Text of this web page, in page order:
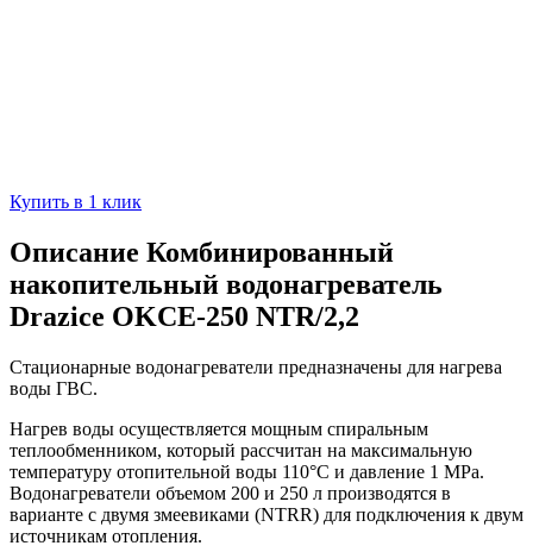
Купить в 1 клик
Описание Комбинированный
накопительный водонагреватель
Drazice OKCE-250 NTR/2,2
Стационарные водонагреватели предназначены для нагрева
воды ГВС.
Нагрев воды осуществляется мощным спиральным
теплообменником, который рассчитан на максимальную
температуру отопительной воды 110°C и давление 1 MPa.
Водонагреватели объемом 200 и 250 л производятся в
варианте с двумя змеевиками (NTRR) для подключения к двум
источникам отопления.